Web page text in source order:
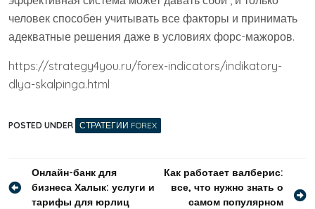
человек способен учитывать все факторы и принимать
адекватные решения даже в условиях форс-мажоров.
https://strategy4you.ru/forex-indicators/indikatory-
dlya-skalpinga.html
POSTED UNDER СТРАТЕГИИ FOREX
Навигация
по
Онлайн-банк для
бизнеса Халык: услуги и
тарифы для юрлиц
Как работает валберис:
все, что нужно знать о
самом популярном